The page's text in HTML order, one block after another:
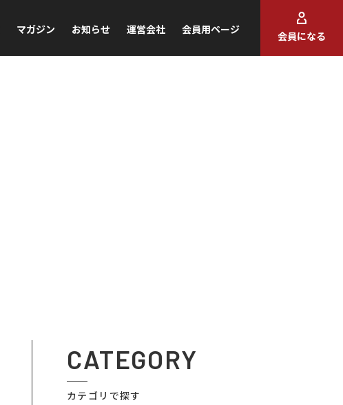
マガジン お知らせ 運営会社 会員用ページ
会員になる
CATEGORY
カテゴリで探す